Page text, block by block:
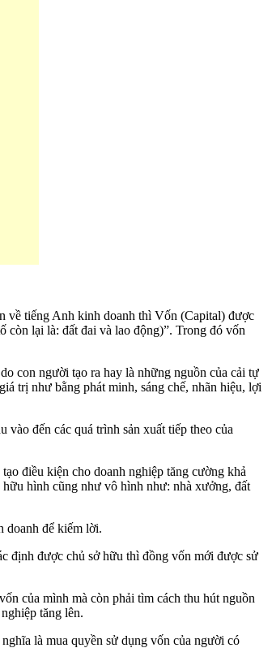
về tiếng Anh kinh doanh thì Vốn (Capital) được
còn lại là: đất đai và lao động)”. Trong đó vốn
con người tạo ra hay là những nguồn của cải tự
trị như bằng phát minh, sáng chế, nhãn hiệu, lợi
đến các quá trình sản xuất tiếp theo của
điều kiện cho doanh nghiệp tăng cường khả
hữu hình cũng như vô hình như: nhà xưởng, đất
doanh để kiếm lời.
định được chủ sở hữu thì đồng vốn mới được sử
của mình mà còn phải tìm cách thu hút nguồn
tăng lên.
là mua quyền sử dụng vốn của người có